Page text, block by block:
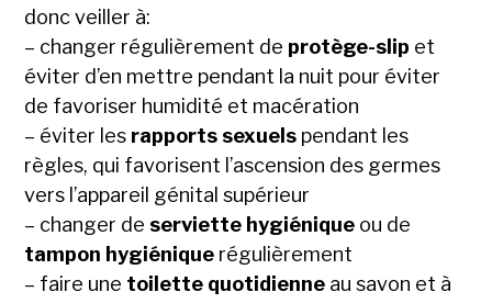
donc veiller à:
– changer régulièrement de protège-slip et
éviter d’en mettre pendant la nuit pour éviter
de favoriser humidité et macération
– éviter les rapports sexuels pendant les
règles, qui favorisent l’ascension des germes
vers l’appareil génital supérieur
– changer de serviette hygiénique ou de
tampon hygiénique régulièrement
– faire une toilette quotidienne au savon et à